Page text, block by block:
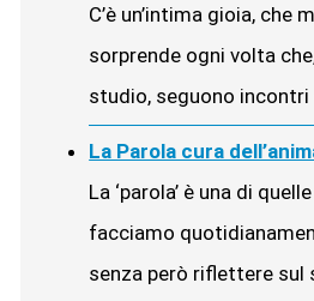
C’è un’intima gioia, che
sorprende ogni volta
studio, seguono incontri
La Parola cura
La ‘parola’ è una di
facciamo
senza però riflettere sul